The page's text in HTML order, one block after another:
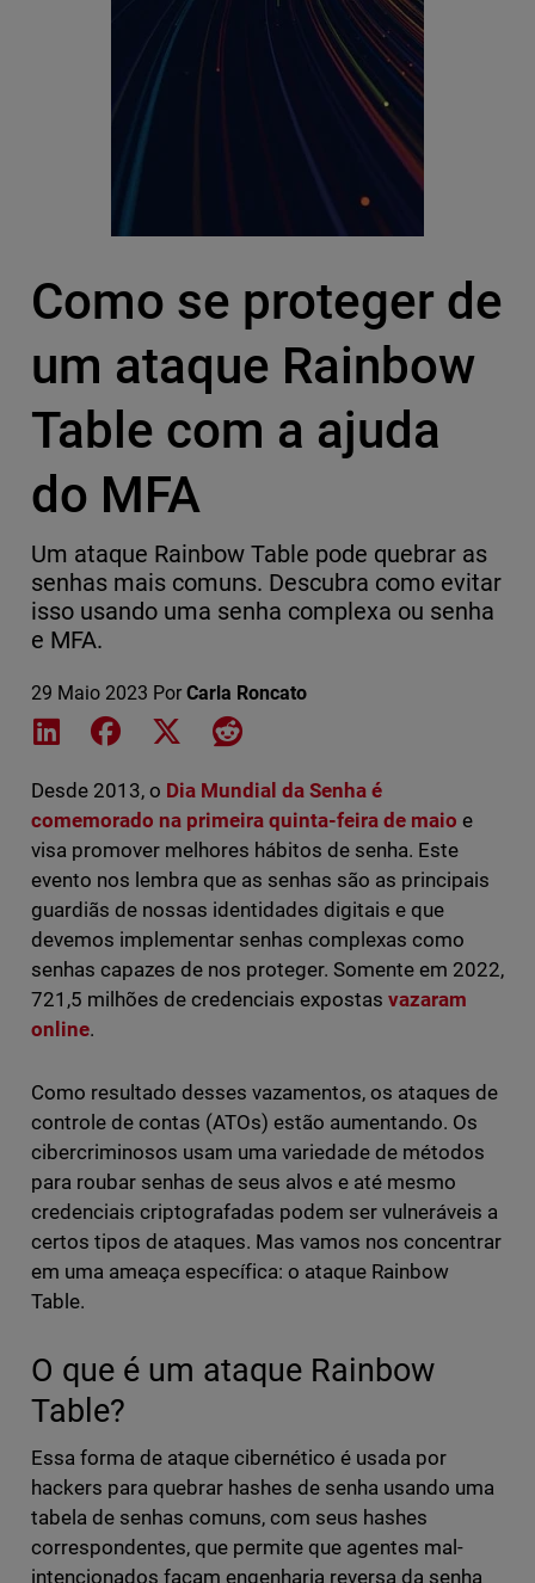
Como se proteger de
um ataque Rainbow
Table com a ajuda
do MFA
Um ataque Rainbow Table pode quebrar as
senhas mais comuns. Descubra como evitar
isso usando uma senha complexa ou senha
e MFA.
29 Maio 2023 Por Carla Roncato
Share on LinkedIn
Share on Facebook
Share on XShare on Reddit
Desde 2013, o Dia Mundial da Senha é
comemorado na primeira quinta-feira de maio e
visa promover melhores hábitos de senha. Este
evento nos lembra que as senhas são as principais
guardiãs de nossas identidades digitais e que
devemos implementar senhas complexas como
senhas capazes de nos proteger. Somente em 2022,
721,5 milhões de credenciais expostasvazaram
online.
Como resultado desses vazamentos, os ataques de
controle de contas (ATOs) estão aumentando. Os
cibercriminosos usam uma variedade de métodos
para roubar senhas de seus alvos e até mesmo
credenciais criptografadas podem ser vulneráveis a
certos tipos de ataques. Mas vamos nos concentrar
em uma ameaça específica: o ataque Rainbow
Table.
O que é um ataque Rainbow
Table?
Essa forma de ataque cibernético é usada por
hackers para quebrar hashes de senha usando uma
tabela de senhas comuns, com seus hashes
correspondentes, que permite que agentes mal-
intencionados façam engenharia reversa da senha